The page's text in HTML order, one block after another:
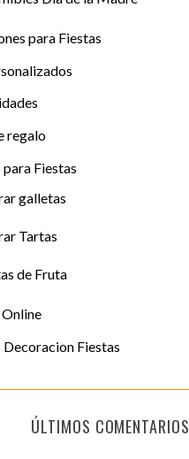
para Fiestas
regalo
para Fiestas
galletas
Tartas
de Fruta
Decoracion Fiestas
ÚLTIMOS COMENTARIOS